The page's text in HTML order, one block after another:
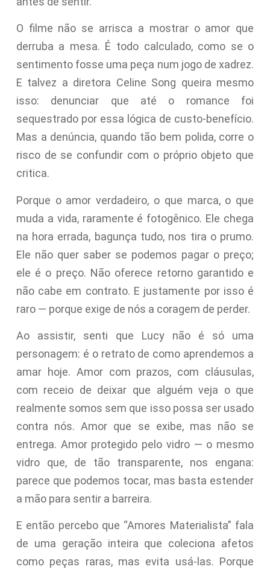
O filme não se arrisca a mostrar o amor que
derruba a mesa. É todo calculado, como se o
sentimento fosse uma peça num jogo de xadrez.
E talvez a diretora Celine Song queira mesmo
isso: denunciar que até o romance foi
sequestrado por essa lógica de custo-benefício.
Mas a denúncia, quando tão bem polida, corre o
risco de se confundir com o próprio objeto que
critica.
Porque o amor verdadeiro, o que marca, o que
muda a vida, raramente é fotogênico. Ele chega
na hora errada, bagunça tudo, nos tira o prumo.
Ele não quer saber se podemos pagar o preço;
ele é o preço. Não oferece retorno garantido e
não cabe em contrato. E justamente por isso é
raro — porque exige de nós a coragem de perder.
Ao assistir, senti que Lucy não é só uma
personagem: é o retrato de como aprendemos a
amar hoje. Amor com prazos, com cláusulas,
com receio de deixar que alguém veja o que
realmente somos sem que isso possa ser usado
contra nós. Amor que se exibe, mas não se
entrega. Amor protegido pelo vidro — o mesmo
vidro que, de tão transparente, nos engana:
parece que podemos tocar, mas basta estender
a mão para sentir a barreira.
E então percebo que “Amores Materialista” fala
de uma geração inteira que coleciona afetos
como peças raras, mas evita usá-las. Porque